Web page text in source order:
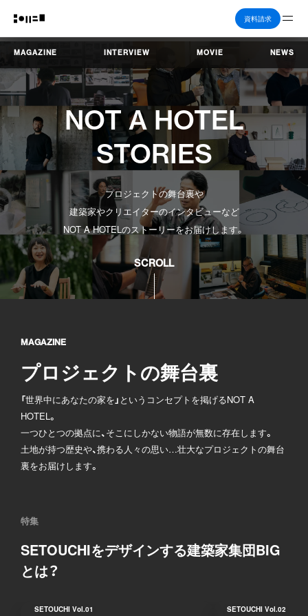
資料請求
MAGAZINE INTERVIEW MOVIE NEWS
NOT A HOTEL
STORIES
プロジェクトの舞台裏や
建築家やクリエイターのインタビューなど
NOT A HOTELのストーリーをお届けします。
SCROLL
MAGAZINE
プロジェクトの舞台裏
「世界中にあなたの家を」というコンセプトを掲げるNOT A
HOTEL。
一つひとつの拠点に、そこにしかない物語が無数に存在します。
土地が持つ歴史や、携わる人々の思い…壮大なプロジェクトの舞台
裏をお届けします。
特集
SETOUCHIをデザインする建築家集団BIG
とは？
SETOUCHI Vol.01 SETOUCHI Vol.02